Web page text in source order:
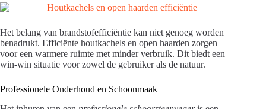
Het belang van brandstofefficiëntie kan niet genoeg worden
benadrukt. Efficiënte houtkachels en open haarden zorgen
voor een warmere ruimte met minder verbruik. Dit biedt een
win-win situatie voor zowel de gebruiker als de natuur.
Professionele Onderhoud en Schoonmaak